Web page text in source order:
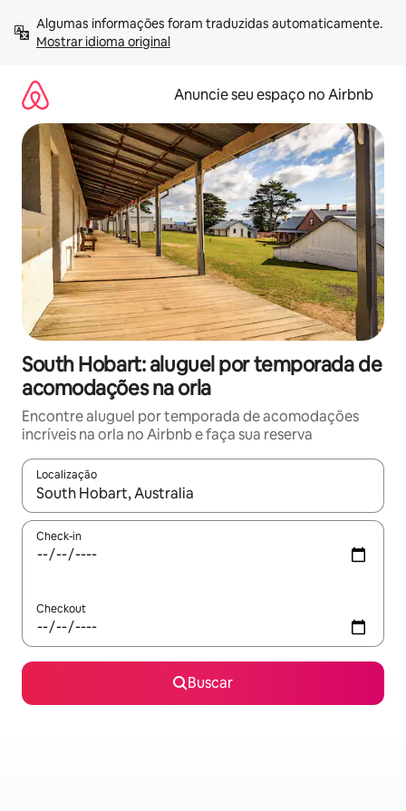
para
Mostrar idioma original
Anuncie seu espaço no Airbnb
South Hobart: aluguel por temporada de
acomodações na orla
Encontre aluguel por temporada de acomodações
incríveis na orla no Airbnb e faça sua reserva
Localização
Quando os resultados estiverem disponíveis, explore-os
Check-in
Checkout
Buscar